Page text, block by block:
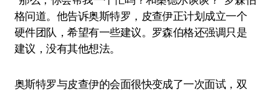
格问道。他告诉奥斯特罗，皮查伊正计划成立一个
硬件团队，希望有一些建议。罗森伯格还强调只是
建议，没有其他想法。
奥斯特罗与皮查伊的会面很快变成了一次面试，双